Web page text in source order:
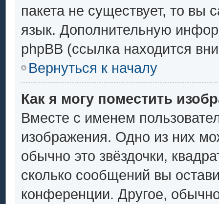
пакета не существует, то вы
язык. Дополнительную
phpBB (ссылка находится
Вернуться к началу
Как я могу поместить
Вместе с именем
изображения. Одно из них
обычно это звёздочки,
сколько сообщений вы
конференции. Другое,